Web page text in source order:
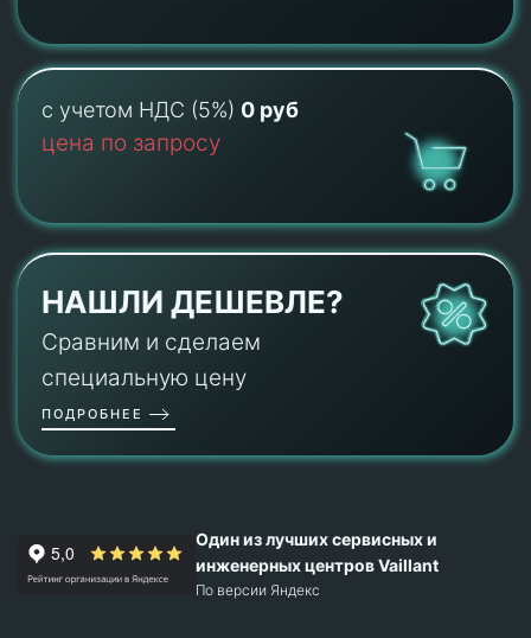
с учетом НДС (5%) 0 руб
цена по запросу
НАШЛИ ДЕШЕВЛЕ?
Сравним и сделаем
специальную цену
ПОДРОБНЕЕ
Один из лучших сервисных и
инженерных центров Vaillant
По версии Яндекс